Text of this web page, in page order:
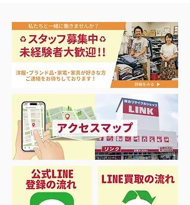
バカラ シャンパングラ
ス買取！